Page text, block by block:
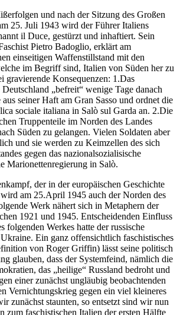
und nach der Sitzung des Großen
25. Juli 1943 wird der Führer Italiens
il Duce, gestürzt und inhaftiert. Sein
Pietro Badoglio, erklärt am
einseitigen Waffenstillstand mit den
im Begriff sind, Italien von Süden her zu
gravierende Konsequenzen: 1.Das
„befreit“ wenige Tage danach
seiner Haft am Gran Sasso und ordnet die
sociale italiana in Salò sul Garda an. 2.Die
Truppenteile im Norden des Landes
Süden zu gelangen. Vielen Soldaten aber
und sie werden zu Keimzellen des sich
gegen das nazionalsozialisische
Marionettenregierung in Salò.
der in der europäischen Geschichte
am 25.April 1945 auch der Norden des
Werk nähert sich in Metaphern der
1921 und 1945. Entscheidenden Einfluss
folgenden Werkes hatte der russische
Ein ganz offensichtlich faschistisches
von Roger Griffin) lässt seine politisch
glauben, dass der Systemfeind, nämlich die
das „heilige“ Russland bedroht und
einer zunächst ungläubig beobachtenden
Vernichtungskrieg gegen ein viel kleineres
zunächst staunten, so entsetzt sind wir nun
zum faschistischen Italien der ersten Hälfte